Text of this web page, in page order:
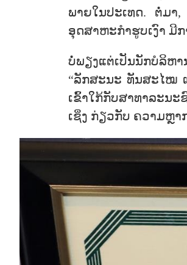
ພາຍໃນປະເທດ. ຕໍ່ມ
ອຸດສາຫະກຳຮູບເງົາ ມີ
ບໍ່ພຽງແຕ່ເປັນນັກບໍລິຫ
“ລັກສະນະ ທັນສະໄໝ
ເຂົ້າໃກ້ກັບສາທາລະນ
ເຊິ່ງ ກ່ຽວກັບ ຄວາມຫຼ